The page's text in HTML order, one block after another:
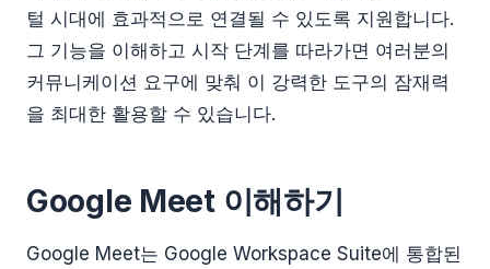
털 시대에 효과적으로 연결될 수 있도록 지원합니다.
그 기능을 이해하고 시작 단계를 따라가면 여러분의
커뮤니케이션 요구에 맞춰 이 강력한 도구의 잠재력
을 최대한 활용할 수 있습니다.
Google Meet 이해하기
Google Meet는 Google Workspace Suite에 통합된